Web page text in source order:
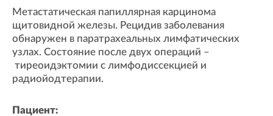
Метастатическая папиллярная карцинома
щитовидной железы. Рецидив заболевания
обнаружен в паратрахеальных лимфатических
узлах. Состояние после двух операций –
тиреоидэктомии с лимфодиссекцией и
радиойодтерапии.
Пациент: